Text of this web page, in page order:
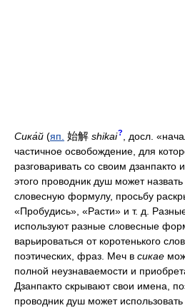
Сика́й (яп. 始解 shikai?
, досл.
частичное освобождение, для
разговаривать со своим дзанпакто
этого проводник душ может
словесную формулу, просьбу
«Пробудись», «Расти» и т. д.
используют разные словесные
варьироваться от коротенького
поэтических, фраз. Меч в сикае
полной неузнаваемости и
Дзанпакто скрывают свои имена,
проводник душ может использовать